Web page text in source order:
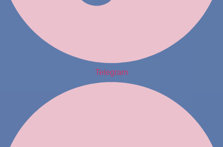
Telegram